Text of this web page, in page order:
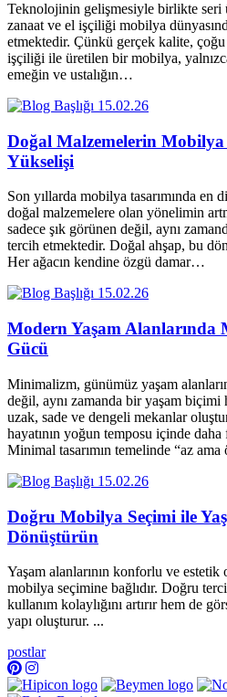
Teknolojinin gelişmesiyle birlikte seri
zanaat ve el işçiliği mobilya
etmektedir. Çünkü gerçek kalite,
işçiliği ile üretilen bir mobilya,
emeğin ve ustalığın…
15.02.26
Doğal Malzemelerin Mobilya
Yükselişi
Son yıllarda mobilya tasarımında en
doğal malzemelere olan yönelimin
sadece şık görünen değil, aynı
tercih etmektedir. Doğal ahşap, bu
Her ağacın kendine özgü damar…
15.02.26
Modern Yaşam Alanlarında
Gücü
Minimalizm, günümüz yaşam
değil, aynı zamanda bir yaşam
uzak, sade ve dengeli mekanlar
hayatının yoğun temposu içinde daha
Minimal tasarımın temelinde “az
15.02.26
Doğru Mobilya Seçimi ile
Dönüştürün
Yaşam alanlarının konforlu ve
mobilya seçimine bağlıdır. Doğru
kullanım kolaylığını artırır hem de
yapı oluşturur. ...
postlar